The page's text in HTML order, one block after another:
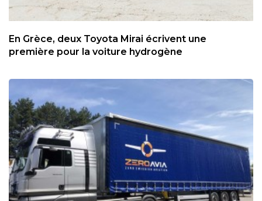
En Grèce, deux Toyota Mirai écrivent une
première pour la voiture hydrogène